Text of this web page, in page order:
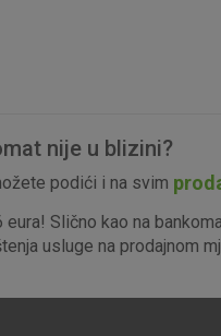
nije u blizini?
podići i na svim
Slično kao na
usluge na prodajnom
Marketinški